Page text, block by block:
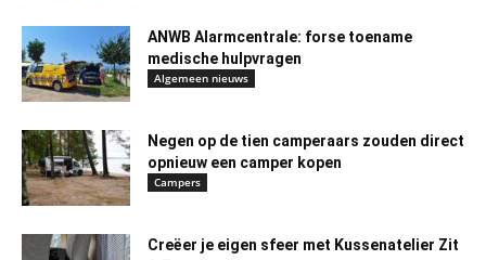
ANWB Alarmcentrale: forse toename
medische hulpvragen
Algemeen nieuws
Negen op de tien camperaars zouden direct
opnieuw een camper kopen
Campers
Creëer je eigen sfeer met Kussenatelier Zit